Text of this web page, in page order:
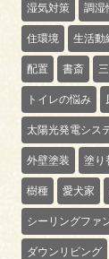
湿気対策 調湿
住環境 生活動
配置 書斎
トイレの悩み
太陽光発電シス
外壁塗装 塗り
樹種 愛犬家
シーリングファ
ダウンリビング